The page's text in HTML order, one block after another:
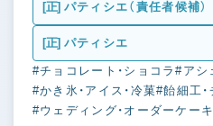
[正] パティシエ（責任者候補）
[正] パティシエ
#チョコレート・ショコラ#アシ
#かき氷・アイス・冷菓#飴細工
#ウェディング・オーダーケー